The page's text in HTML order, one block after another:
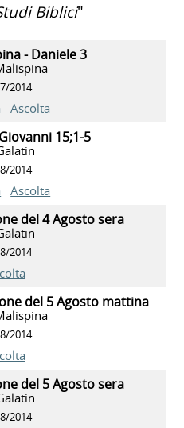
Biblici"
- Daniele 3
2014
Ascolta
15;1-5
2014
Ascolta
del 4 Agosto sera
2014
del 5 Agosto mattina
2014
del 5 Agosto sera
2014